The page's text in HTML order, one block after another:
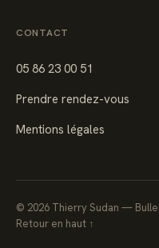
CONTACT
05 86 23 00 51
Prendre rendez-vous
Mentions légales
© 2026 Thierry Sudan —
Retour en haut ↑